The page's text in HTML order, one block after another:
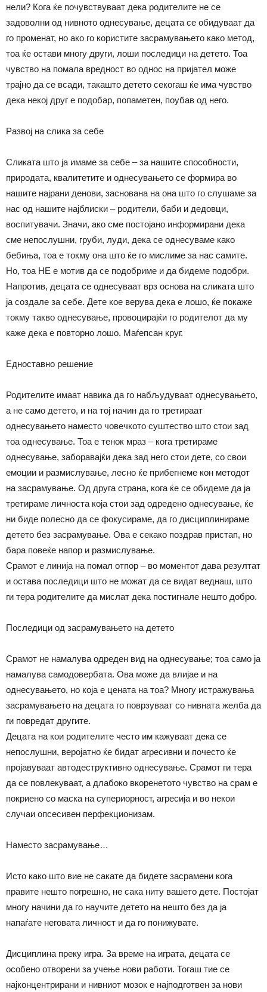
нели? Кога ќе почувствуваат дека родителите не се
задоволни од нивното однесување, децата се обидуваат да
го променат, но ако го користите засрамувањето како метод,
тоа ќе остави многу други, лоши последици на детето. Тоа
чувство на помала вредност во однос на пријател може
трајно да се всади, такашто детето секогаш ќе има чувство
дека некој друг е подобар, попаметен, поубав од него.
Развој на слика за себе
Сликата што ја имаме за себе – за нашите способности,
природата, квалитетите и однесувањето се формира во
нашите најрани денови, заснована на она што го слушаме за
нас од нашите најблиски – родители, баби и дедовци,
воспитувачи. Значи, ако сме постојано информирани дека
сме непослушни, груби, луди, дека се однесуваме како
бебиња, тоа е токму она што ќе го мислиме за нас самите.
Но, тоа НЕ е мотив да се подобриме и да бидеме подобри.
Напротив, децата се однесуваат врз основа на сликата што
ја создале за себе. Дете кое верува дека е лошо, ќе покаже
токму такво однесување, провоцирајќи го родителот да му
каже дека е повторно лошо. Маѓепсан круг.
Едноставно решение
Родителите имаат навика да го набљудуваат однесувањето,
а не само детето, и на тој начин да го третираат
однесувањето наместо човечкото суштество што стои зад
тоа однесување. Тоа е тенок мраз – кога третираме
однесување, заборавајќи дека зад него стои дете, со свои
емоции и размислување, лесно ќе прибегнеме кон методот
на засрамување. Од друга страна, кога ќе се обидеме да ја
третираме личноста која стои зад одредено однесување, ќе
ни биде полесно да се фокусираме, да го дисциплинираме
детето без засрамување. Ова е секако поздрав пристап, но
бара повеќе напор и размислување.
Срамот е линија на помал отпор – во моментот дава резултат
и остава последици што не можат да се видат веднаш, што
ги тера родителите да мислат дека постигнале нешто добро.
Последици од засрамувањето на детето
Срамот не намалува одреден вид на однесување; тоа само ја
намалува самодовербата. Ова може да влијае и на
однесувањето, но која е цената на тоа? Многу истражувања
засрамувањето на децата го поврзуваат со нивната желба да
ги повредат другите.
Децата на кои родителите често им кажуваат дека се
непослушни, веројатно ќе бидат агресивни и почесто ќе
пројавуваат автодеструктивно однесување. Срамот ги тера
да се повлекуваат, а длабоко вкоренетото чувство на срам е
покриено со маска на супериорност, агресија и во некои
случаи опсесивен перфекционизам.
Наместо засрамување…
Исто како што вие не сакате да бидете засрамени кога
правите нешто погрешно, не сака ниту вашето дете. Постојат
многу начини да го научите детето на нешто без да ја
напаѓате неговата личност и да го понижувате.
Дисциплина преку игра. За време на играта, децата се
особено отворени за учење нови работи. Тогаш тие се
најконцентрирани и нивниот мозок е најподготвен за нови